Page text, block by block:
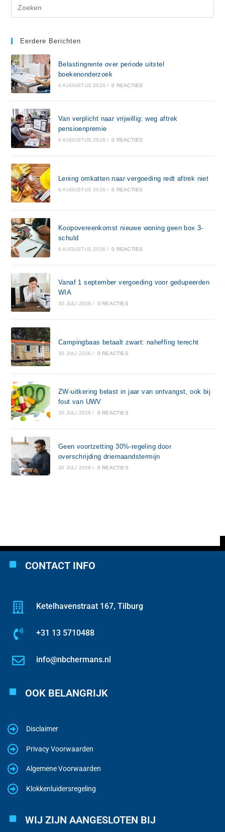
Eerdere Berichten
Belastingrente over periode uitstel
boekenonderzoek
6 AUGUSTUS 2026 / 0 REACTIES
Van verplicht naar vrijwillig: weg aftrek
pensioenpremie
6 AUGUSTUS 2026 / 0 REACTIES
Lening omkatten naar vergoeding redt aftrek niet
6 AUGUSTUS 2026 / 0 REACTIES
Koopovereenkomst nieuwe woning geen box 3-
schuld
6 AUGUSTUS 2026 / 0 REACTIES
Vanaf 1 september vergoeding voor gedupeerden
WIA
30 JULI 2026 / 0 REACTIES
Campingbaas betaalt zwart: naheffing terecht
30 JULI 2026 / 0 REACTIES
ZW-uitkering belast in jaar van ontvangst, ook bij
fout van UWV
30 JULI 2026 / 0 REACTIES
Geen voortzetting 30%-regeling door
overschrijding driemaandstermijn
30 JULI 2026 / 0 REACTIES
CONTACT INFO
Ketelhavenstraat 167, Tilburg
+31 13 5710488
info@nbchermans.nl
OOK BELANGRIJK
Disclaimer
Privacy Voorwaarden
Algemene Voorwaarden
Klokkenluidersregeling
WIJ ZIJN AANGESLOTEN BIJ